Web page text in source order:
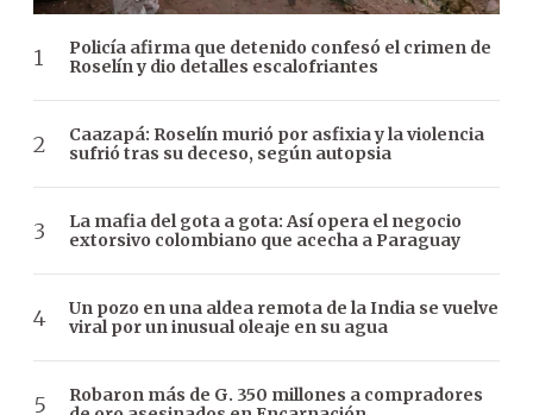
Policía afirma que detenido confesó el crimen de
Roselín y dio detalles escalofriantes
Caazapá: Roselín murió por asfixia y la violencia
sufrió tras su deceso, según autopsia
La mafia del gota a gota: Así opera el negocio
extorsivo colombiano que acecha a Paraguay
Un pozo en una aldea remota de la India se vuelve
viral por un inusual oleaje en su agua
Robaron más de G. 350 millones a compradores